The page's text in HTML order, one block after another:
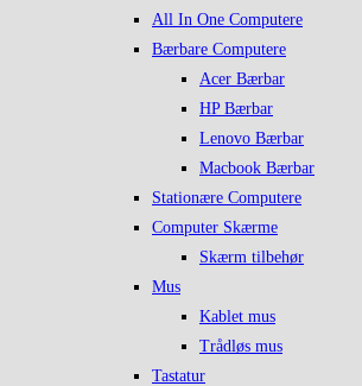
All In One Computere
Bærbare Computere
Acer Bærbar
HP Bærbar
Lenovo Bærbar
Macbook Bærbar
Stationære Computere
Computer Skærme
Skærm tilbehør
Mus
Kablet mus
Trådløs mus
Tastatur